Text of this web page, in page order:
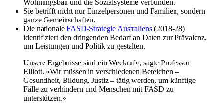
Wohnungsbau und die Sozialsysteme verbunden.
Sie betrifft nicht nur Einzelpersonen und Familien, sondern
ganze Gemeinschaften.
Die nationale FASD-Strategie Australiens (2018-28)
identifiziert den dringenden Bedarf an Daten zur Prävalenz,
um Leistungen und Politik zu gestalten.
Unsere Ergebnisse sind ein Weckruf«, sagte Professor
Elliott. »Wir müssen in verschiedenen Bereichen –
Gesundheit, Bildung, Justiz – tätig werden, um künftige
Fälle zu verhindern und Menschen mit FASD zu
unterstützen.«